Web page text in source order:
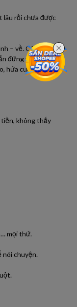
lâu rồi chưa được
– về. Cô ta chê
đứng về phía vợ.
hứa cuối tuần sẽ
tiền, không thấy
mọi thứ.
nói chuyện.